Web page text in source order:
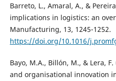
Barreto, L., Amaral, A., &
implications in logistics: an
Manufacturing, 13, 1245-1252.
https://doi.org/10.1016/
Bayo, M.A., Billón, M., & Lera,
and organisational innovation